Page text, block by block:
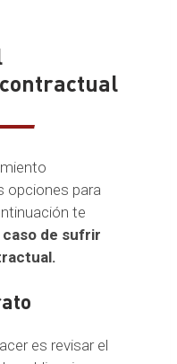
opciones para
te
de sufrir
es revisar el